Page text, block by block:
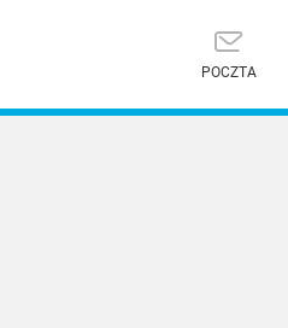
POCZTA